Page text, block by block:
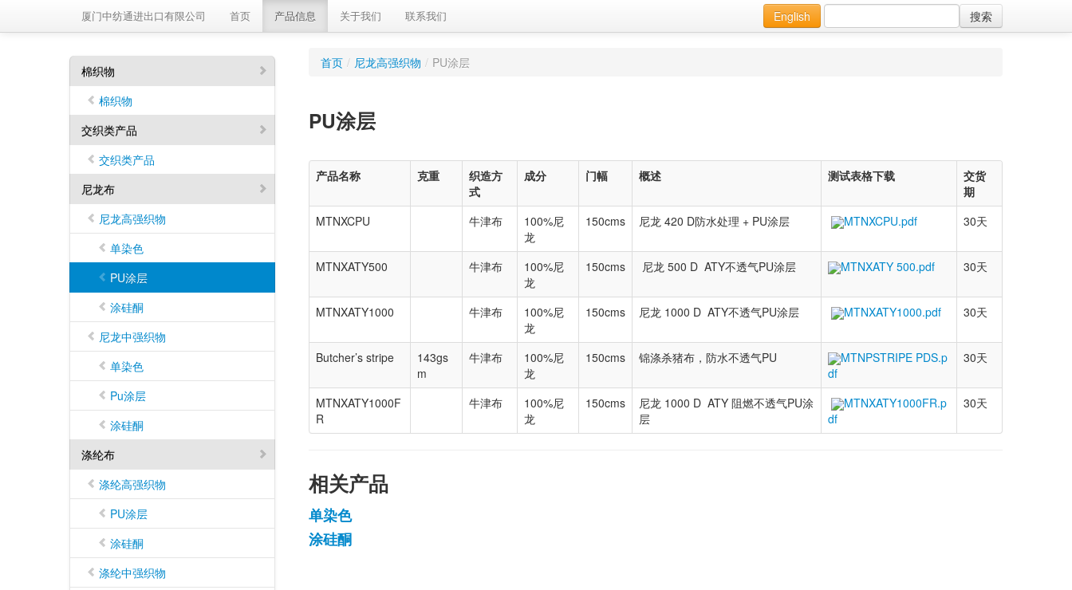
厦门中纺通进出口有限公司 首页 产品信息 关于我们 联系我们 English 搜索
棉织物
棉织物
交织类产品
交织类产品
尼龙布
尼龙高强织物
单染色
PU涂层
涂硅酮
尼龙中强织物
单染色
Pu涂层
涂硅酮
涤纶布
涤纶高强织物
PU涂层
涂硅酮
涤纶中强织物
首页 / 尼龙高强织物 / PU涂层
PU涂层
产品名称 克重
织造方
式
成分 门幅 概述 测试表格下载
交货
期
MTNXCPU
牛津布
100%尼
龙
150cms 尼龙 420 D防水处理 + PU涂层 MTNXCPU.pdf 30天
MTNXATY500 牛津布
100%尼
龙
150cms 尼龙 500 D ATY不透气PU涂层 MTNXATY 500.pdf 30天
MTNXATY1000 牛津布
100%尼
龙
150cms 尼龙 1000 D ATY不透气PU涂层 MTNXATY1000.pdf 30天
Butcher’s stripe
143gs
m
牛津布
100%尼
龙
150cms 锦涤杀猪布，防水不透气PU
MTNPSTRIPE PDS.p
df
30天
MTNXATY1000F
R
牛津布
100%尼
龙
150cms
尼龙 1000 D ATY 阻燃不透气PU涂
层
MTNXATY1000FR.p
df
30天
相关产品
单染色
涂硅酮